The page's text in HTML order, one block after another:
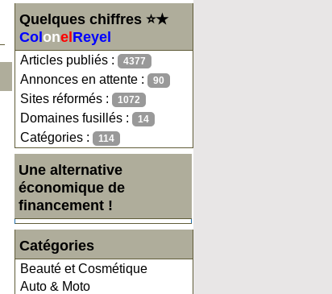
Quelques chiffres ⭐★
Col onel Reyel
Articles publiés : 4377
Annonces en attente : 90
Sites réformés : 1072
Domaines fusillés : 14
Catégories : 114
Une alternative
économique de
financement !
Catégories
Beauté et Cosmétique
Auto & Moto